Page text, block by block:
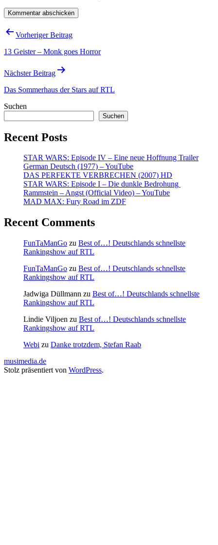
Beitragsnavigation
Vorheriger Beitrag
13 Geister – Monk goes Horror
Nächster Beitrag
Das Sommerhaus der Stars auf RTL
Suchen
Suchen
Recent Posts
STAR WARS: Episode IV – Eine neue Hoffnung Trailer
German Deutsch (1977) – YouTube
DAS PERFEKTE VERBRECHEN (2007) HD
STAR WARS: Episode I – Die dunkle Bedrohung
Rammstein – Angst (Official Video) – YouTube
MAD MAX: Fury Road im ZDF
Recent Comments
FunTaManGo zu Best of…! Deutschlands schnellste
Rankingshow auf RTL
FunTaManGo zu Best of…! Deutschlands schnellste
Rankingshow auf RTL
Jadwiga Düllmann zu Best of…! Deutschlands schnellste
Rankingshow auf RTL
Lindie Viljoen zu Best of…! Deutschlands schnellste
Rankingshow auf RTL
Webi zu Danke trotzdem, Stefan Raab
musimedia.de
Stolz präsentiert von WordPress.